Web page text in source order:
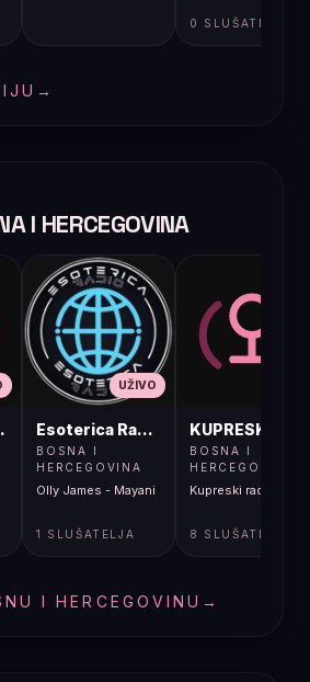
0 SLUŠATELJA
→
I HERCEGOVINA
Tešanj
UŽIVO
Esoterica Radio S1
BOSNA I
HERCEGOVINA
Olly James - Mayani
1 SLUŠATELJA
BOSNA I
HERCEGOVINA
Kupreski radio
8 SLUŠATELJA
I HERCEGOVINU →